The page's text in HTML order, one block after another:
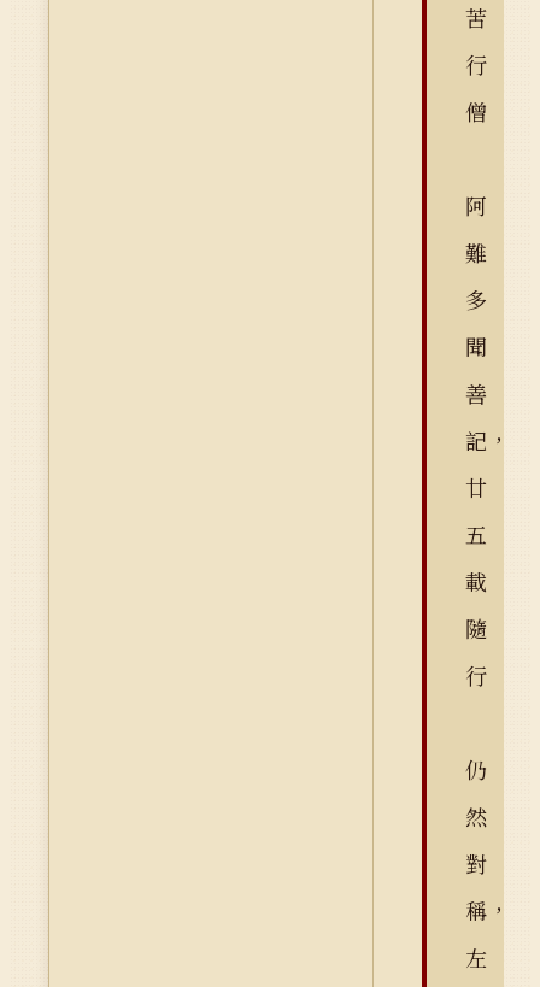
苦
行
僧
阿
難
多
聞
善
記，
廿
五
載
隨
行
仍
然
對
稱，
左